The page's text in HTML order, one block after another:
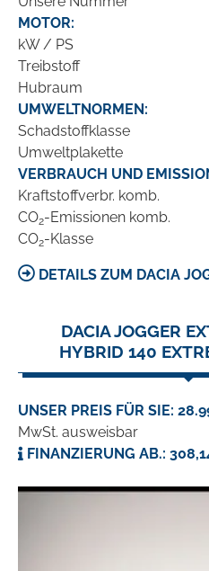
MOTOR:
kW / PS
Treibstoff
Hubraum
UMWELTNORMEN:
Schadstoffklasse
Umweltplakette
VERBRAUCH UND
Kraftstoffverbr. komb.
CO2-Emissionen komb.
CO2-Klasse
DETAILS ZUM DACIA
DACIA JOGGER
HYBRID 140
UNSER PREIS FÜR SIE:
MwSt. ausweisbar
FINANZIERUNG AB.: